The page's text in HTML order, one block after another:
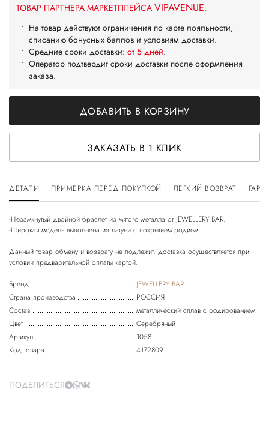
ТОВАР ПАРТНЕРА МАРКЕТПЛЕЙСА VIPAVENUE.
На товар действуют ограничения по карте лояльности,
списанию бонусных баллов и условиям доставки.
Средние сроки доставки: от 5 дней.
Оператор подтвердит сроки доставки после оформления
заказа.
ДОБАВИТЬ В КОРЗИНУ
ЗАКАЗАТЬ В 1 КЛИК
ДЕТАЛИ ПРИМЕРКА ПЕРЕД ПОКУПКОЙ ЛЕГКИЙ ВОЗВРАТ
-Незамкнутый двойной браслет из мятого металла от JEWELLERY BAR.
-Широкая модель выполнена из латуни с покрытием родием.
Данный товар обмену и возврату не подлежит, доставка осуществляется при
Бренд
JEWELLERY BAR
Страна производства
РОССИЯ
Состав
металлический сплав с родированием
Цвет
Серебряный
Артикул
1058
Код товара
4172809
ПОДЕЛИТЬСЯ